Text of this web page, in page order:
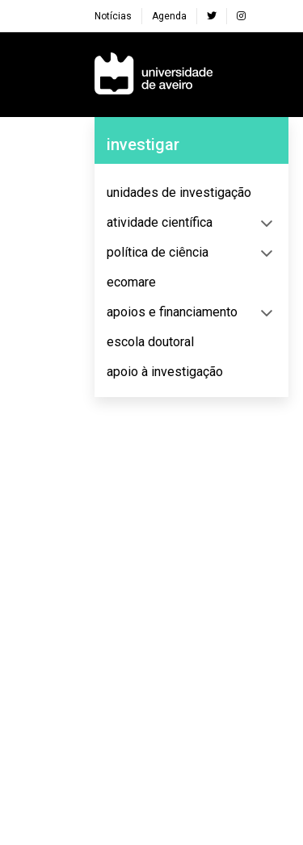
Notícias Agenda
Navegação Principal
Navegação Lateral
investigar
unidades de investigação
atividade científica
política de ciência
ecomare
apoios e financiamento
escola doutoral
apoio à investigação